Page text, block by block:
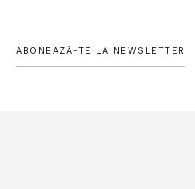
ABONEAZĂ-TE LA NEWSLETTER